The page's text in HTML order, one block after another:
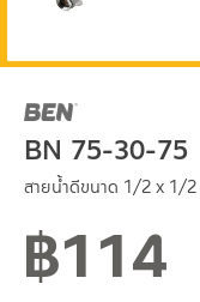
BN 75-30-75
สายน้ำดีขนาด 1/2 x 1/
฿114